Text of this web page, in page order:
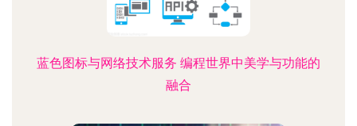
蓝色图标与网络技术服务 编程世界中美学与功能的
融合